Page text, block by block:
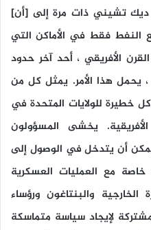
ديك تشيني ذات مرة إلى [أن]
النفط فقط في الأماكن التي
الأفريقي ، أحد آخر حدود
يحمل هذا الأمر. يمثل كل من
خطيرة للولايات المتحدة في
يخشى المسؤولون
يمكن أن يتدخل في الوصول إلى
مع العمليات العسكرية
والبنتاغون ورؤساء
لإيجاد سياسة متماسكة